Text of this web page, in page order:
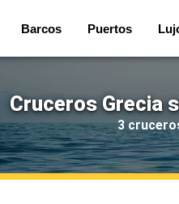
Barcos Puertos
Cruceros Grecia
3